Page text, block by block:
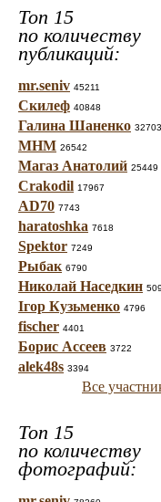
Топ 15
по количеству
публикаций:
mr.seniv 45211
Скилеф 40848
Галина Шаненко 32703
МНМ 26542
Магаз Анатолий 25449
Crakodil 17967
AD70 7743
haratoshka 7618
Spektor 7249
Рыбак 6790
Николай Наседкин
Ігор Кузьменко 4796
fischer 4401
Борис Ассеев 3722
alek48s 3394
Все
Топ 15
по количеству
фотографий: